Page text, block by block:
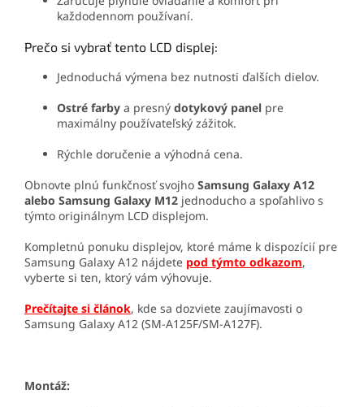
každodennom používaní.
Prečo si vybrať tento LCD displej:
Jednoduchá výmena bez nutnosti ďalších dielov.
Ostré farby a presný dotykový panel pre
maximálny používateľský zážitok.
Rýchle doručenie a výhodná cena.
Obnovte plnú funkčnosť svojho Samsung Galaxy A12
alebo Samsung Galaxy M12 jednoducho a spoľahlivo s
týmto originálnym LCD displejom.
Kompletnú ponuku displejov, ktoré máme k dispozícií pre
Samsung Galaxy A12 nájdete pod týmto odkazom,
vyberte si ten, ktorý vám výhovuje.
Prečítajte si článok, kde sa dozviete zaujímavosti o
Samsung Galaxy A12 (SM-A125F/SM-A127F).
Montáž: